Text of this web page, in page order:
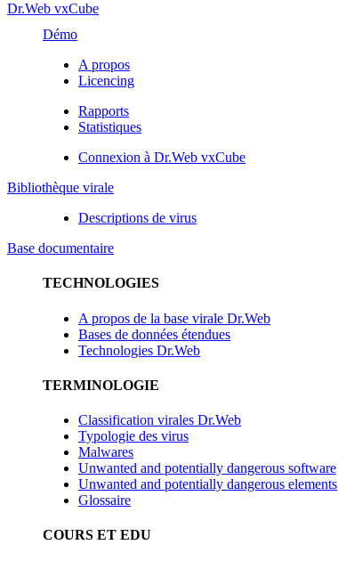
Dr.Web vxCube
Démo
A propos
Licencing
Rapports
Statistiques
Connexion à Dr.Web vxCube
Bibliothèque virale
Descriptions de virus
Base documentaire
TECHNOLOGIES
A propos de la base virale Dr.Web
Bases de données étendues
Technologies Dr.Web
TERMINOLOGIE
Classification virales Dr.Web
Typologie des virus
Malwares
Unwanted and potentially dangerous software
Unwanted and potentially dangerous elements
Glossaire
COURS ET EDU